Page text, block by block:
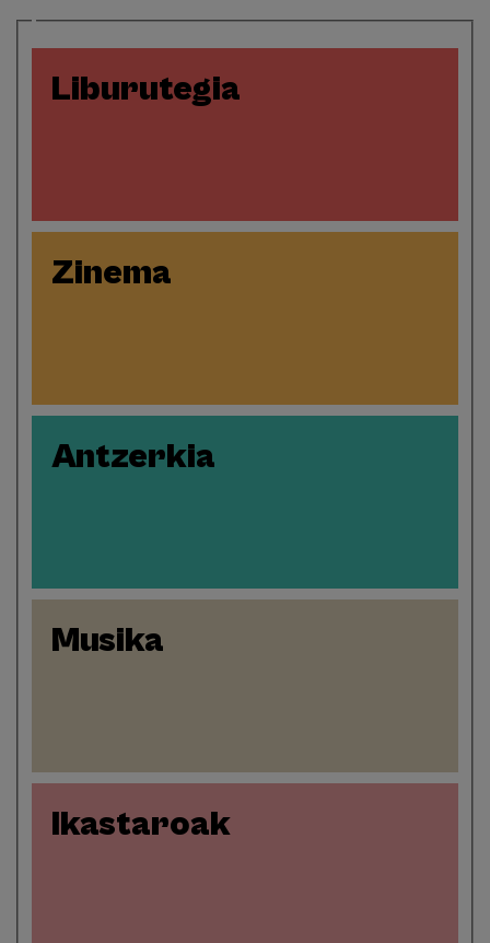
Liburutegia
Zinema
Antzerkia
Musika
Ikastaroak